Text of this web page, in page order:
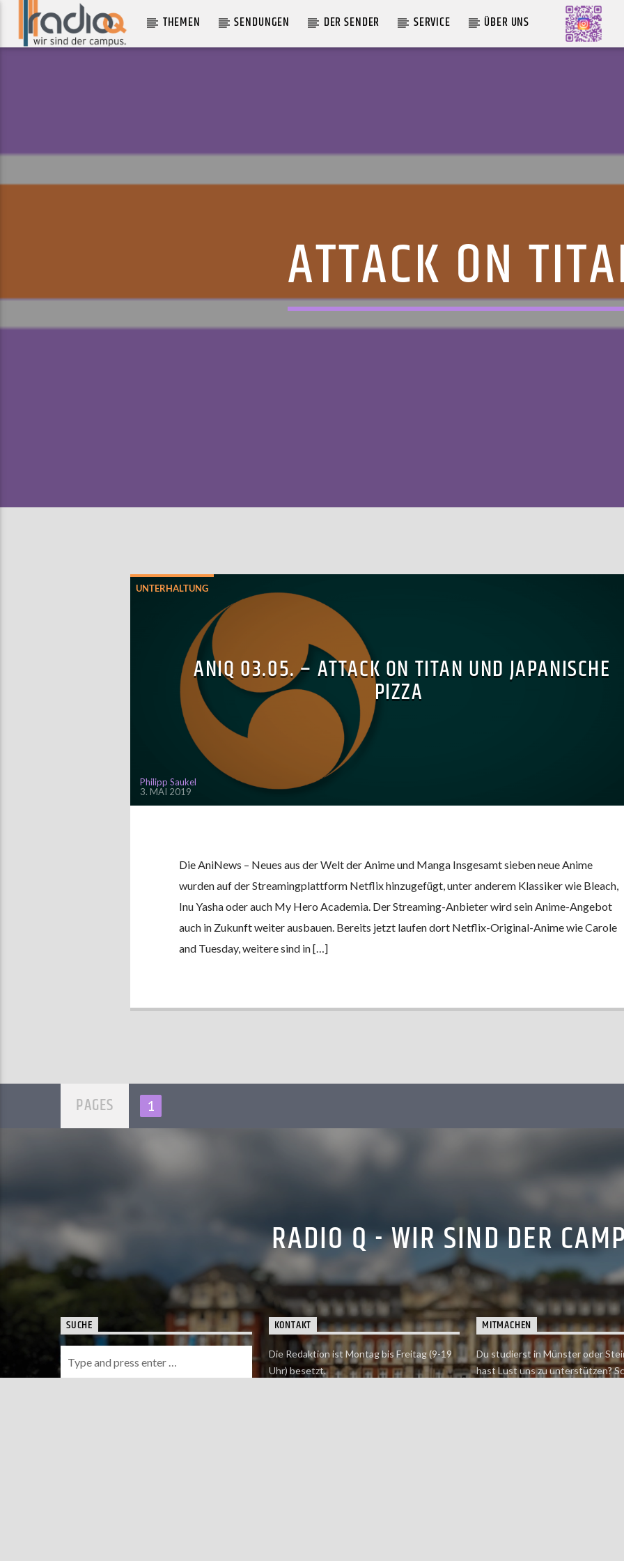
THEMEN SENDUNGEN DER SENDER SERVICE ÜBER UNS
ATTACK ON
UNTERHALTUNG
ANIQ 03.05. – ATTACK ON TITAN UND JAPANISCHE
PIZZA
Philipp Saukel
3. MAI 2019
Die AniNews – Neues aus der Welt der Anime und Manga Insgesamt sieben neue Anime
wurden auf der Streamingplattform Netflix hinzugefügt, unter anderem Klassiker wie Bleach,
Inu Yasha oder auch My Hero Academia. Der Streaming-Anbieter wird sein Anime-Angebot
auch in Zukunft weiter ausbauen. Bereits jetzt laufen dort Netflix-Original-Anime wie Carole
and Tuesday, weitere sind in […]
PAGES 1
RADIO Q - WIR SIND DER
SUCHE KONTAKT
Die Redaktion ist Montag bis Freitag (9-19
Uhr) besetzt.
MITMACHEN
Du studierst in Münster oder
hast Lust uns zu unterstützen?